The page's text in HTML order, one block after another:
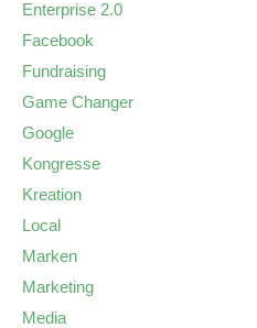
Enterprise 2.0
Facebook
Fundraising
Game Changer
Google
Kongresse
Kreation
Local
Marken
Marketing
Media